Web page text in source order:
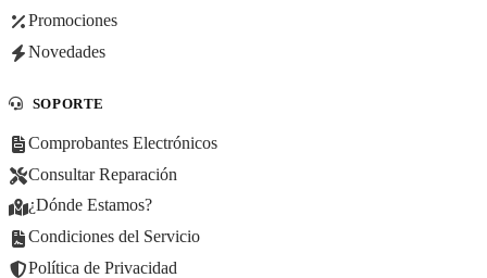
Promociones
Novedades
SOPORTE
Comprobantes Electrónicos
Consultar Reparación
¿Dónde Estamos?
Condiciones del Servicio
Política de Privacidad